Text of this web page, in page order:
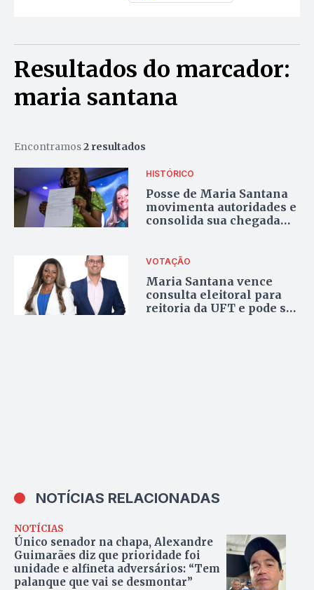
Resultados do marcador:
maria santana
Encontramos2 resultados
HISTÓRICO
Posse de Maria Santana
movimenta autoridades e
consolida sua chegada
VOTAÇÃO
Maria Santana vence
consulta eleitoral para
reitoria da UFT e pode ser
NOTÍCIAS RELACIONADAS
NOTÍCIAS
Único senador na chapa, Alexandre
Guimarães diz que prioridade foi
unidade e alfineta adversários: “Tem
palanque que vai se desmontar”